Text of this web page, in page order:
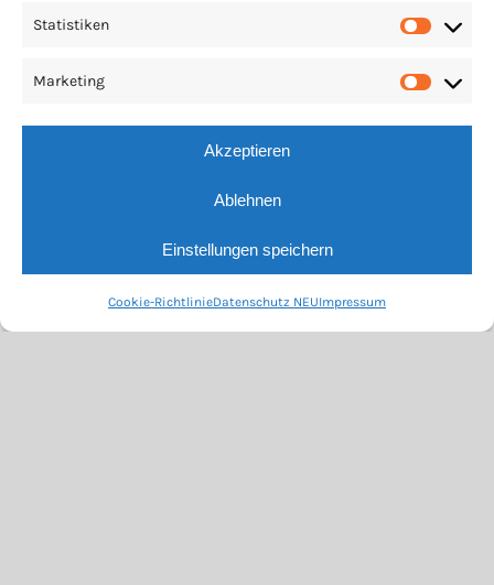
Statistiken
Marketing
Akzeptieren
Ablehnen
Einstellungen speichern
Cookie-RichtlinieDatenschutz NEUImpressum